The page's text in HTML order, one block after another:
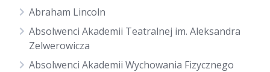
Abraham Lincoln
Absolwenci Akademii Teatralnej im. Aleksandra
Zelwerowicza
Absolwenci Akademii Wychowania Fizycznego